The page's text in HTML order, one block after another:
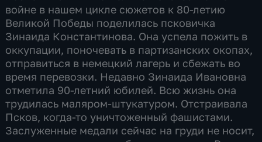
войне в нашем цикле сюжетов к 80-летию
Великой Победы поделилась псковичка
Зинаида Константинова. Она успела пожить в
оккупации, поночевать в партизанских окопах,
отправиться в немецкий лагерь и сбежать во
время перевозки. Недавно Зинаида Ивановна
отметила 90-летний юбилей. Всю жизнь она
трудилась маляром-штукатуром. Отстраивала
Псков, когда-то уничтоженный фашистами.
Заслуженные медали сейчас на груди не носит,